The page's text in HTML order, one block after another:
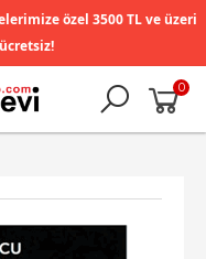
özel 3500 TL ve üzeri
0